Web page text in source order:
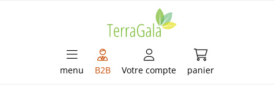
menu B2B Votre compte panier
Le panier